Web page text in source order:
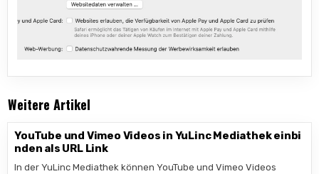
Weitere Artikel
YouTube und Vimeo Videos in YuLinc Mediathek einbi
nden als URL Link
In der YuLinc Mediathek können YouTube und Vimeo Videos